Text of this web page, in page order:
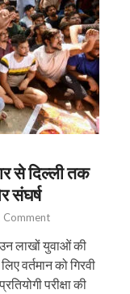
से दिल्‍ली तक
संघर्ष
Comment
लाखों युवाओं की
वर्तमान को गिरवी
परीक्षा की